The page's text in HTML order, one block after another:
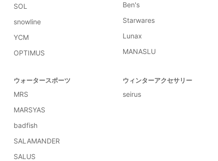
SOL
snowline
YCM
OPTIMUS
Ben's
Starwares
Lunax
MANASLU
ウォータースポーツ
MRS
MARSYAS
badfish
SALAMANDER
SALUS
ウィンターアクセサリー
seirus